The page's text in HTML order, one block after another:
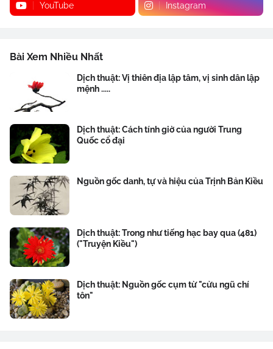
YouTube Instagram
Bài Xem Nhiều Nhất
Dịch thuật: Vị thiên địa lập tâm, vị sinh dân lập
mệnh .....
Dịch thuật: Cách tính giờ của người Trung
Quốc cổ đại
Nguồn gốc danh, tự và hiệu của Trịnh Bản Kiều
Dịch thuật: Trong như tiếng hạc bay qua (481)
("Truyện Kiều")
Dịch thuật: Nguồn gốc cụm từ "cửu ngũ chí
tôn"